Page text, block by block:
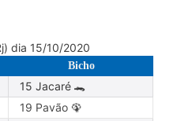
dia 15/10/2020
Bicho
15 Jacaré 🐊
19 Pavão 🦚